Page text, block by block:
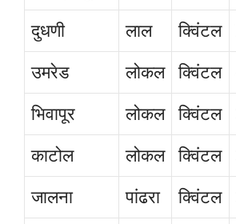
दुधणी
लाल क्विंटल
उमरेड
लोकल क्विंटल
भिवापूर
लोकल क्विंटल
काटोल
लोकल क्विंटल
जालना
पांढरा क्विंटल